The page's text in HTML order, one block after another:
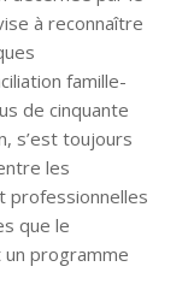
à reconnaître
famille-
de cinquante
s’est toujours
les
professionnelles
que le
programme